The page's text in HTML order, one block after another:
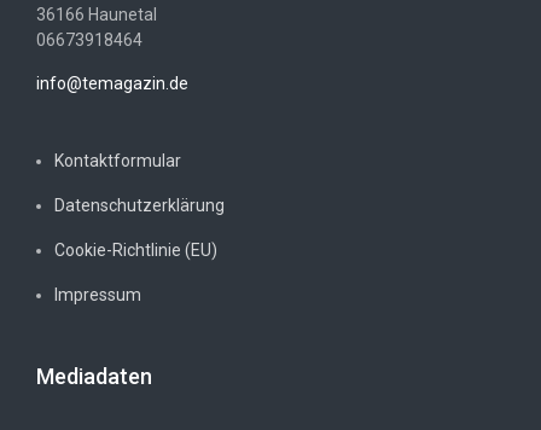
36166 Haunetal
06673918464
info@temagazin.de
Kontaktformular
Datenschutzerklärung
Cookie-Richtlinie (EU)
Impressum
Mediadaten